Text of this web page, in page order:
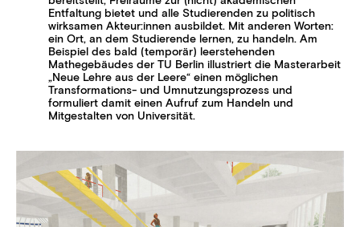
Entfaltung bietet und alle Studierenden zu politisch
wirksamen Akteur:innen ausbildet. Mit anderen Worten:
ein Ort, an dem Studierende lernen, zu handeln. Am
Beispiel des bald (temporär) leerstehenden
Mathegebäudes der TU Berlin illustriert die Masterarbeit
„Neue Lehre aus der Leere“ einen möglichen
Transformations- und Umnutzungsprozess und
formuliert damit einen Aufruf zum Handeln und
Mitgestalten von Universität.